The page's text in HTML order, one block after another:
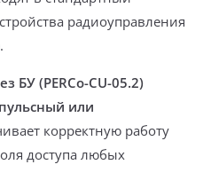
радиоуправления
БУ (PERCo-CU-05.2)
или
корректную работу
доступа любых